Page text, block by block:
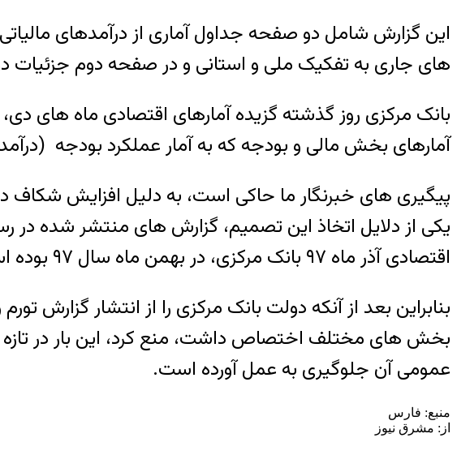
این گزارش شامل دو صفحه جداول آماری از درآمدهای
های جاری به تفکیک ملی و استانی و در صفحه دوم جزئیات
بانک مرکزی روز گذشته گزیده آمارهای اقتصادی ماه های
آمارهای بخش مالی و بودجه که به آمار عملکرد بودجه
پیگیری های خبرنگار ما حاکی است، به دلیل افزایش شکاف
یکی از دلایل اتخاذ این تصمیم، گزارش های منتشر شده در
اقتصادی آذر ماه ۹۷ بانک مرکزی، در بهمن ماه سال ۹۷ بوده است.
بنابراین بعد از آنکه دولت بانک مرکزی را از انتشار گزارش
بخش های مختلف اختصاص داشت، منع کرد، این بار در تازه
عمومی آن جلوگیری به عمل آورده است.
منبع: فارس
از: مشرق نیوز